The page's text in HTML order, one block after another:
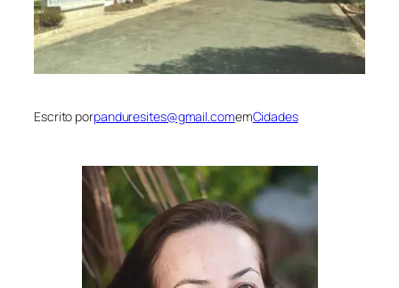
Escrito porpanduresites@gmail.comemCidades